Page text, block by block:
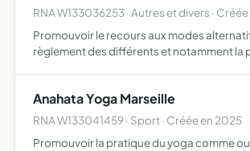
RNA W133036253 · Autres et divers ·
Promouvoir le recours aux modes
règlement des différents et notamment la
…
Anahata Yoga Marseille
RNA W133041459 · Sport · Créée en 2025
Promouvoir la pratique du yoga comme